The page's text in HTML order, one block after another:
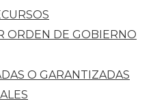
ORDEN DE GOBIERNO
O GARANTIZADAS